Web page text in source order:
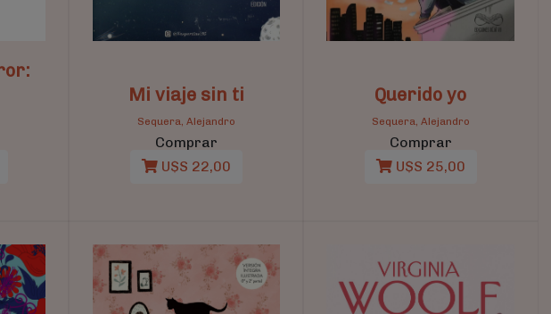
Mi viaje sin ti
Sequera, Alejandro
Comprar
U$S 22,00
Querido yo
Sequera, Alejandro
Comprar
U$S 25,00